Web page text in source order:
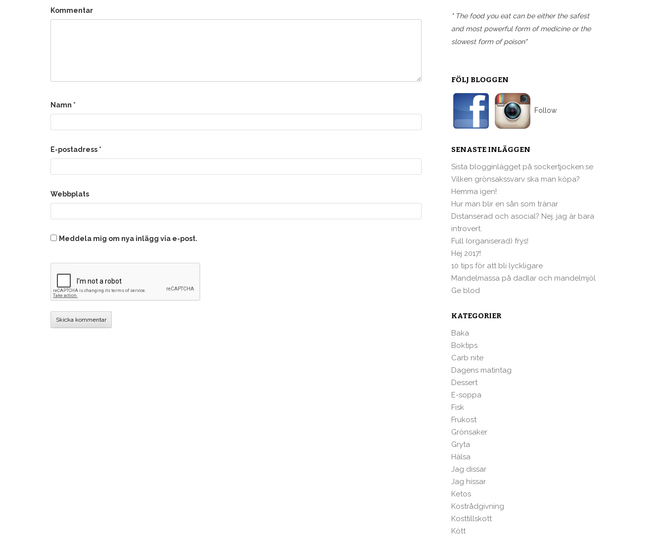
Kommentar
Namn *
E-postadress *
Webbplats
Meddela mig om nya inlägg via e-post.
" The food you eat can be either the safest
and most powerful form of medicine or the
slowest form of poison"
FÖLJ BLOGGEN
Follow
SENASTE INLÄGGEN
Sista blogginlägget på sockertjocken.se
Vilken grönsakssvarv ska man köpa?
Hemma igen!
Hur man blir en sån som tränar
Distanserad och asocial? Nej, jag är bara
introvert.
Full (organiserad) frys!
Hej 2017!
10 tips för att bli lyckligare
Mandelmassa på dadlar och mandelmjöl
Ge blod
KATEGORIER
Baka
Boktips
Carb nite
Dagens matintag
Dessert
E-soppa
Fisk
Frukost
Grönsaker
Gryta
Hälsa
Jag dissar
Jag hissar
Ketos
Kostrådgivning
Kosttillskott
Kött